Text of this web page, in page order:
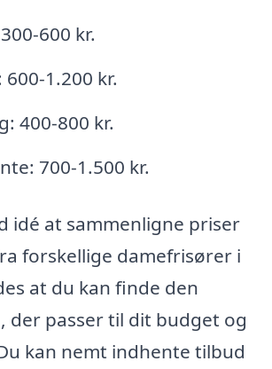
600 kr.
1.200 kr.
400-800 kr.
700-1.500 kr.
idé at sammenligne priser
forskellige damefrisører i
at du kan finde den
der passer til dit budget og
kan nemt indhente tilbud